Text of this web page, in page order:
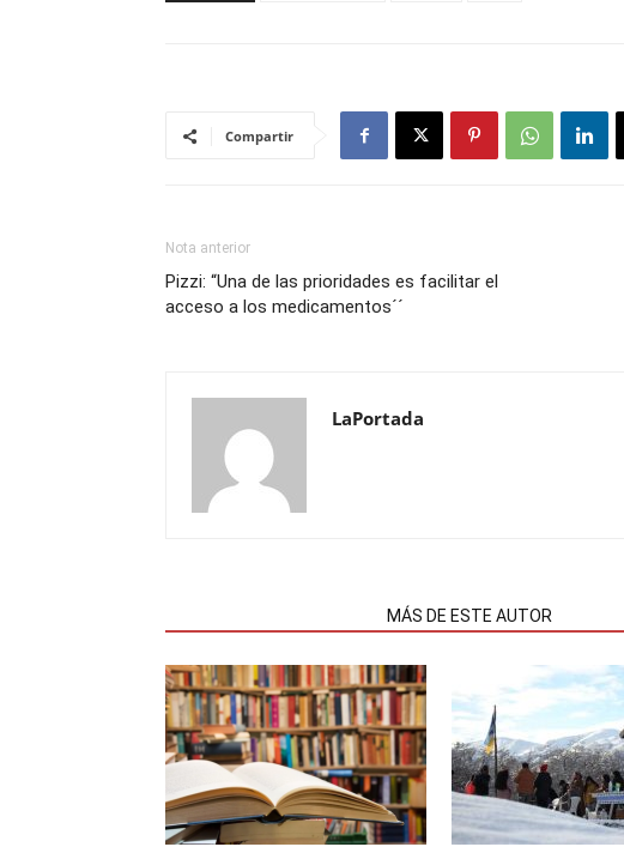
Compartir
Nota anterior
Pizzi: “Una de las prioridades es facilitar el
acceso a los medicamentos´´
LaPortada
MÁS DE ESTE AUTOR